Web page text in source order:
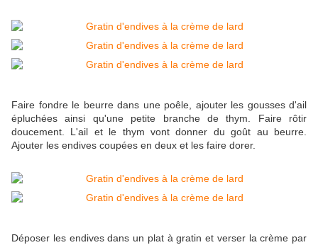
Faire fondre le beurre dans une poêle, ajouter les gousses d'ail
épluchées ainsi qu'une petite branche de thym. Faire rôtir
doucement. L'ail et le thym vont donner du goût au beurre.
Ajouter les endives coupées en deux et les faire dorer.
Déposer les endives dans un plat à gratin et verser la crème par